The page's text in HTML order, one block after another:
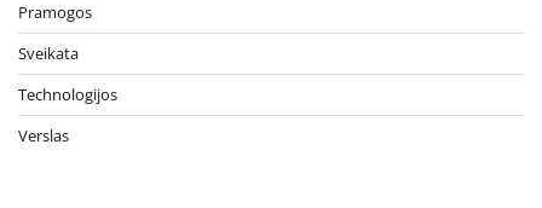
Pramogos
Sveikata
Technologijos
Verslas